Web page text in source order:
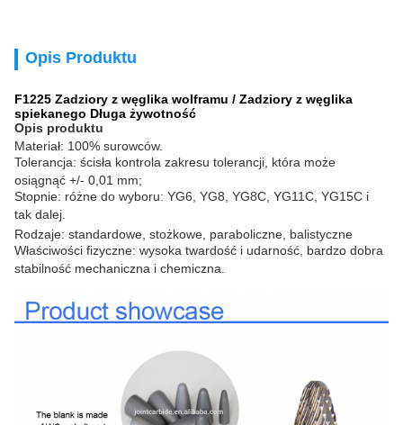
Opis Produktu
F1225 Zadziory z węglika wolframu / Zadziory z węglika
spiekanego Długa żywotność
Opis produktu
Materiał: 100% surowców.
Tolerancja: ścisła kontrola zakresu tolerancji, która może
osiągnąć +/- 0,01 mm;
Stopnie: różne do wyboru: YG6, YG8, YG8C, YG11C, YG15C i
tak dalej.
Rodzaje: standardowe, stożkowe, paraboliczne, balistyczne
Właściwości fizyczne: wysoka twardość i udarność, bardzo dobra
stabilność mechaniczna i chemiczna.